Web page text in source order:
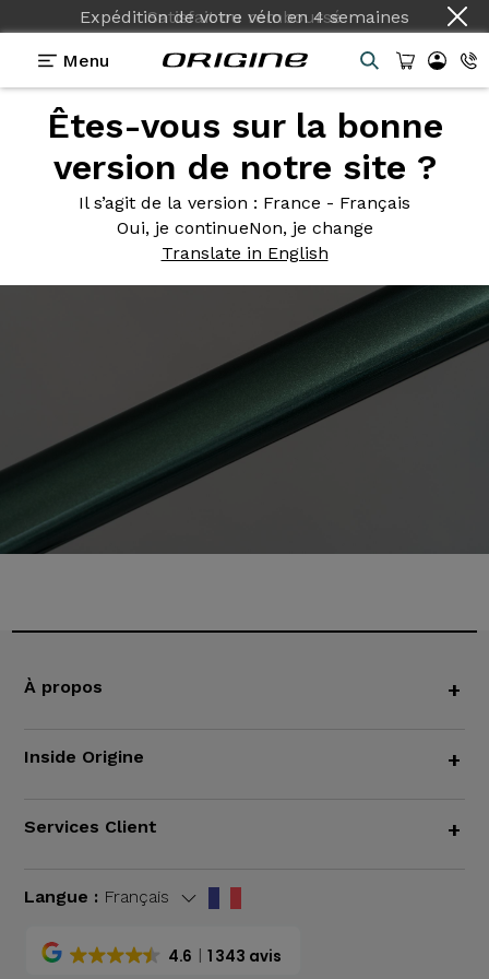
Expédition de votre véloen4 semaines
Menu
Êtes-vous sur la bonne
version de notre site ?
Il s’agit de la version : France - Français
Oui, je continueNon, je change
Translate in English
Photos> Vert Verdant
VertVerdant
À propos +
Inside Origine +
Services Client +
Langue : Français
4.6 1 343 avis